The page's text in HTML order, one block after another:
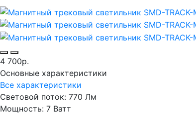
4 700р.
Основные характеристики
Все характеристики
Световой поток: 770 Лм
Мощность: 7 Ватт